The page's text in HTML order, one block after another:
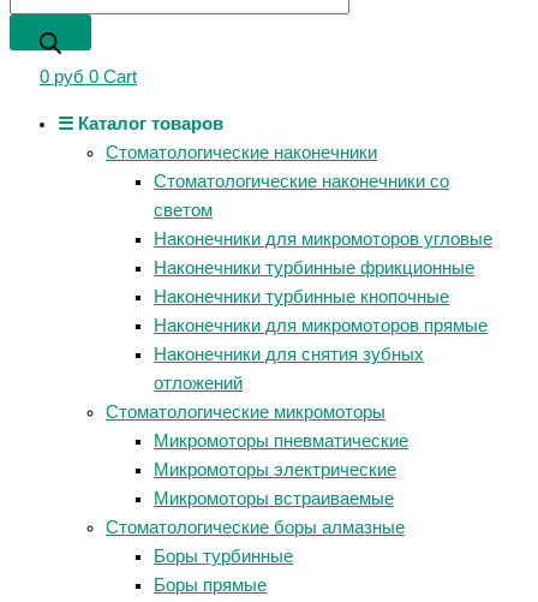
0 руб 0 Cart
☰ Каталог товаров
Стоматологические наконечники
Стоматологические наконечники со
светом
Наконечники для микромоторов угловые
Наконечники турбинные фрикционные
Наконечники турбинные кнопочные
Наконечники для микромоторов прямые
Наконечники для снятия зубных
отложений
Стоматологические микромоторы
Микромоторы пневматические
Микромоторы электрические
Микромоторы встраиваемые
Стоматологические боры алмазные
Боры турбинные
Боры прямые